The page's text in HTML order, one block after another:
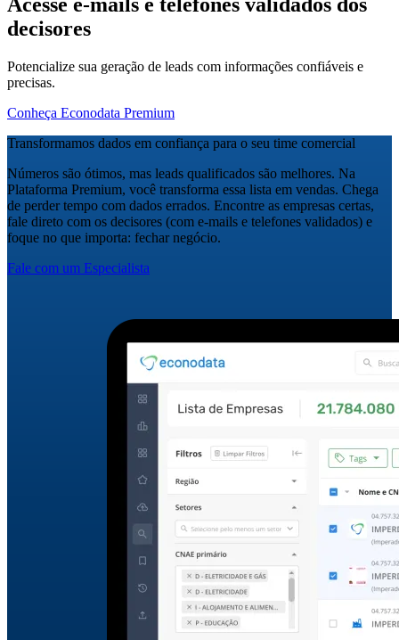
decisores
Potencialize sua geração de leads com informações confiáveis e
precisas.
Conheça Econodata Premium
Transformamos dados em confiança para o seu time comercial
Números são ótimos, mas leads qualificados são melhores. Na
Plataforma Premium, você transforma essa lista em vendas. Chega
de perder tempo com dados errados. Encontre as empresas certas,
fale direto com os decisores (com e-mails e telefones validados) e
foque no que importa: fechar negócio.
Fale com um Especialista